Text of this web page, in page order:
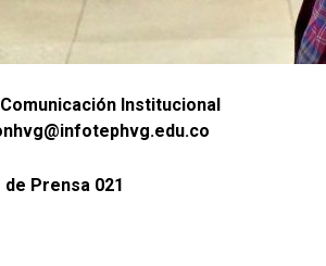
Institucional
Prensa 021